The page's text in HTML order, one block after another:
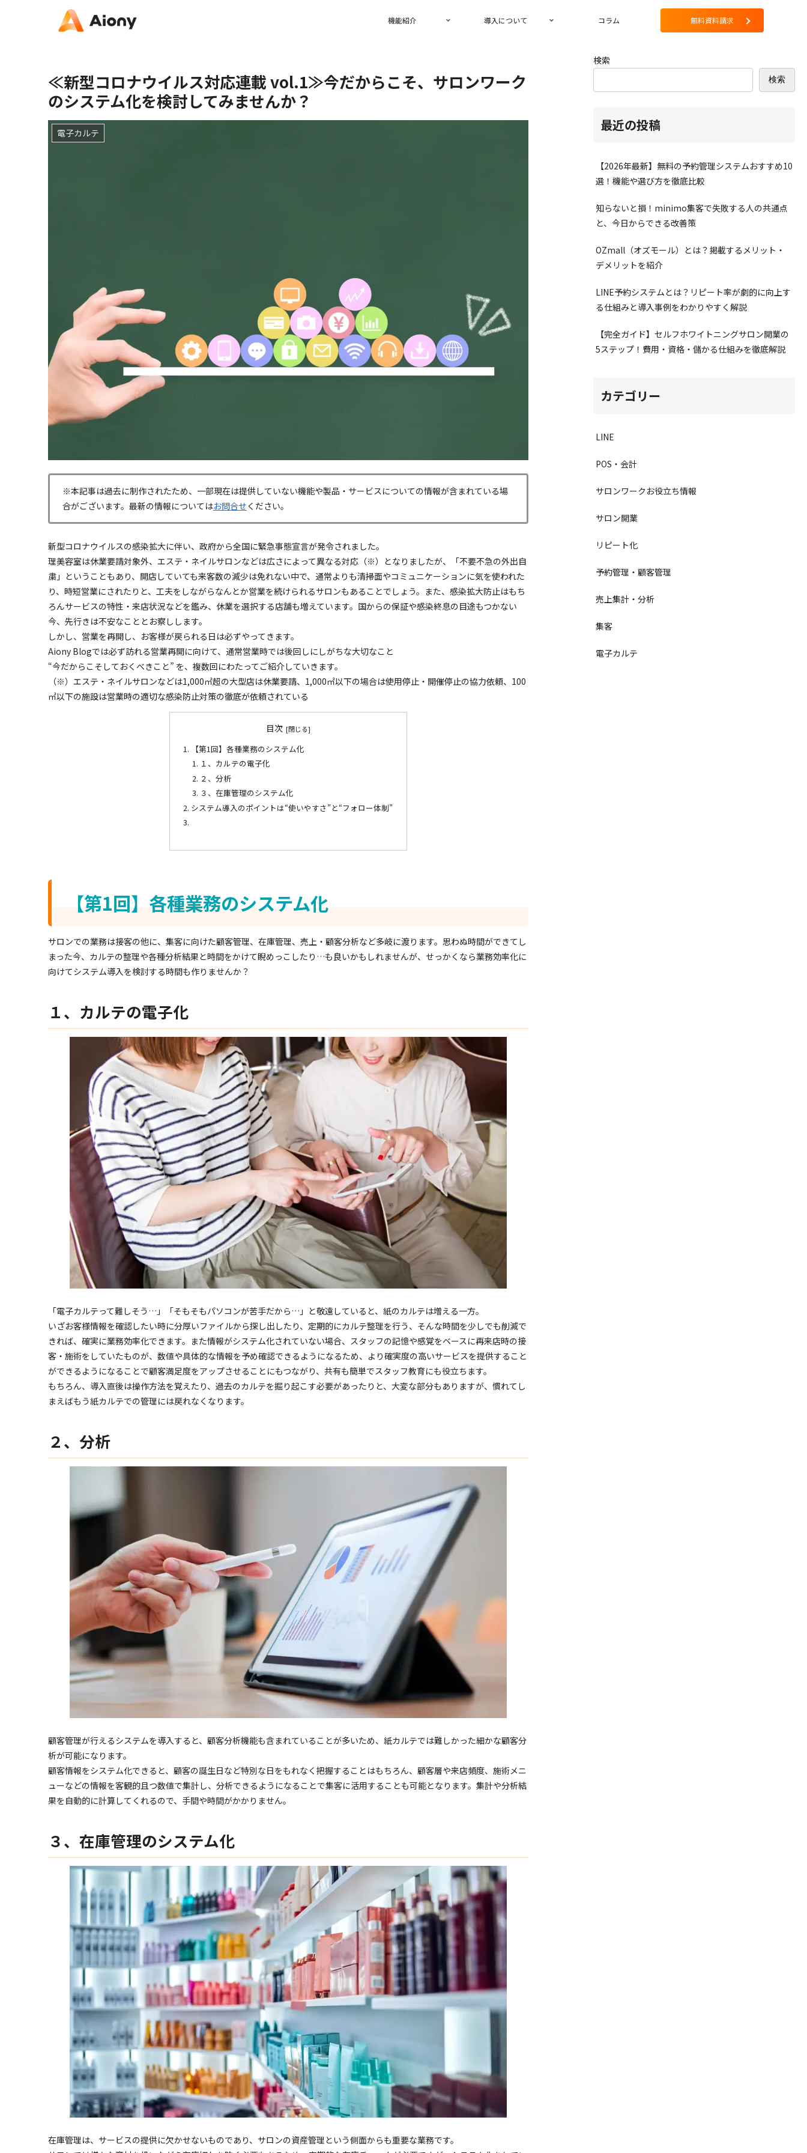
機能紹介 導入について コラム 無料資料請求
≪新型コロナウイルス対応連載 vol.1≫今だからこそ、サロンワーク
のシステム化を検討してみませんか？
電子カルテ
※本記事は過去に制作されたため、一部現在は提供していない機能や製品・サービスについての情報が含まれている場
合がございます。最新の情報についてはお問合せ ください。
新型コロナウイルスの感染拡大に伴い、政府から全国に緊急事態宣言が発令されました。
理美容室は休業要請対象外、エステ・ネイルサロンなどは広さによって異なる対応（※）となりましたが、「不要不急の外出自
粛」ということもあり、開店していても来客数の減少は免れない中で、通常よりも清掃面やコミュニケーションに気を使われた
り、時短営業にされたりと、工夫をしながらなんとか営業を続けられるサロンもあることでしょう。また、感染拡大防止はもち
ろんサービスの特性・来店状況などを鑑み、休業を選択する店舗も増えています。国からの保証や感染終息の目途もつかない
今、先行きは不安なこととお察しします。
しかし、営業を再開し、お客様が戻られる日は必ずやってきます。
Aiony Blogでは必ず訪れる営業再開に向けて、通常営業時では後回しにしがちな大切なこと
“今だからこそしておくべきこと” を、複数回にわたってご紹介していきます。
（※）エステ・ネイルサロンなどは1,000㎡超の大型店は休業要請、1,000㎡以下の場合は使用停止・開催停止の協力依頼、100
㎡以下の施設は営業時の適切な感染防止対策の徹底が依頼されている
目次
【第1回】各種業務のシステム化
１、カルテの電子化
２、分析
３、在庫管理のシステム化
システム導入のポイントは“使いやすさ”と“フォロー体制”
【第1回】各種業務のシステム化
サロンでの業務は接客の他に、集客に向けた顧客管理、在庫管理、売上・顧客分析など多岐に渡ります。思わぬ時間ができてし
まった今、カルテの整理や各種分析結果と時間をかけて睨めっこしたり…も良いかもしれませんが、せっかくなら業務効率化に
向けてシステム導入を検討する時間も作りませんか？
１、カルテの電子化
「電子カルテって難しそう…」「そもそもパソコンが苦手だから…」と敬遠していると、紙のカルテは増える一方。
いざお客様情報を確認したい時に分厚いファイルから探し出したり、定期的にカルテ整理を行う、そんな時間を少しでも削減で
きれば、確実に業務効率化できます。また情報がシステム化されていない場合、スタッフの記憶や感覚をベースに再来店時の接
客・施術をしていたものが、数値や具体的な情報を予め確認できるようになるため、より確実度の高いサービスを提供すること
ができるようになることで顧客満足度をアップさせることにもつながり、共有も簡単でスタッフ教育にも役立ちます。
もちろん、導入直後は操作方法を覚えたり、過去のカルテを掘り起こす必要があったりと、大変な部分もありますが、慣れてし
まえばもう紙カルテでの管理には戻れなくなります。
２、分析
顧客管理が行えるシステムを導入すると、顧客分析機能も含まれていることが多いため、紙カルテでは難しかった細かな顧客分
析が可能になります。
顧客情報をシステム化できると、顧客の誕生日など特別な日をもれなく把握することはもちろん、顧客層や来店頻度、施術メニ
ューなどの情報を客観的且つ数値で集計し、分析できるようになることで集客に活用することも可能となります。集計や分析結
果を自動的に計算してくれるので、手間や時間がかかりません。
３、在庫管理のシステム化
在庫管理は、サービスの提供に欠かせないものであり、サロンの資産管理という側面からも重要な業務です。
検索
検索
最近の投稿
【2026年最新】無料の予約管理システムおすすめ10
選！機能や選び方を徹底比較
知らないと損！minimo集客で失敗する人の共通点
と、今日からできる改善策
OZmall（オズモール）とは？掲載するメリット・
デメリットを紹介
LINE予約システムとは？リピート率が劇的に向上す
る仕組みと導入事例をわかりやすく解説
【完全ガイド】セルフホワイトニングサロン開業の
5ステップ！費用・資格・儲かる仕組みを徹底解説
カテゴリー
LINE
POS・会計
サロンワークお役立ち情報
サロン開業
リピート化
予約管理・顧客管理
売上集計・分析
集客
電子カルテ